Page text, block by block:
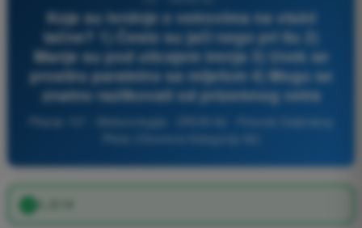
Koje su tvrdnje o vetrovima na visini
tačne? 1) Često su jači nego pri tlu 2)
Manje su pod uticajem trenja 3) Uvek se
prostiru paralelno sa reljefom 4) Mogu se
znatno razlikovati od prizemnog vetra
Pitanje 107 - Meteorologija - DRON A2 - Potvrda Daljinskog
1, 2 i 4